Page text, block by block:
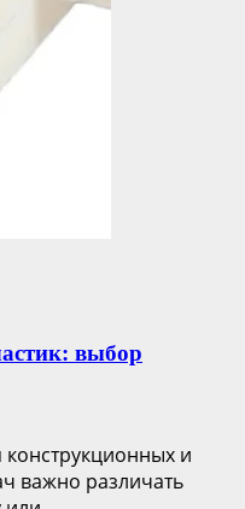
выбор
и
важно различать